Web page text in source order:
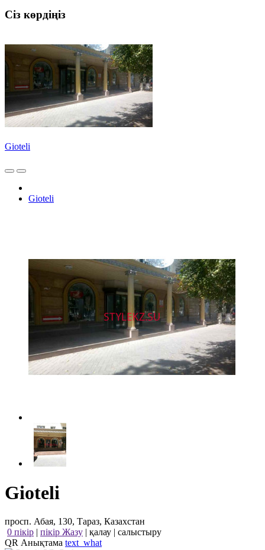
Сіз көрдіңіз
Gioteli
Gioteli
Gioteli
просп. Абая, 130, Тараз, Казахстан
0 пікір | пікір Жазу | қалау | салыстыру
QR Анықтама text_what